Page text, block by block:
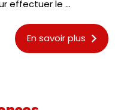
effectuer le ...
En savoir plus